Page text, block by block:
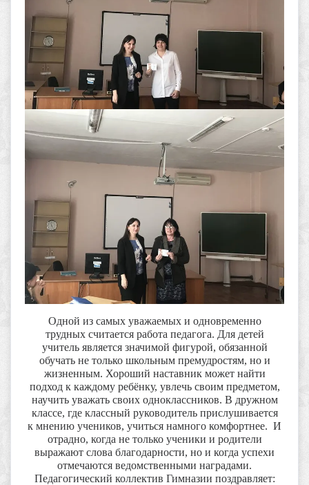
Одной из самых уважаемых и одновременно
трудных считается работа педагога. Для детей
учитель является значимой фигурой, обязанной
обучать не только школьным премудростям, но и
жизненным. Хороший наставник может найти
подход к каждому ребёнку, увлечь своим предметом,
научить уважать своих одноклассников. В дружном
классе, где классный руководитель прислушивается
к мнению учеников, учиться намного комфортнее. И
отрадно, когда не только ученики и родители
выражают слова благодарности, но и когда успехи
отмечаются ведомственными наградами.
Педагогический коллектив Гимназии поздравляет: